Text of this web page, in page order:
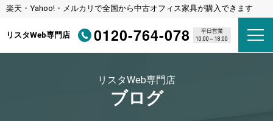
楽天・Yahoo!・メルカリで全国から中古オフィス家具が購入できます
リスタWeb専門店 0120-764-078
平日営業
10:00～18:00
リスタWeb専門店
ブログ